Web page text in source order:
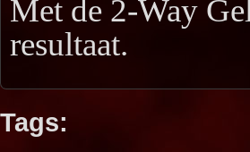
Met de 2-Way
resultaat.
Tags: